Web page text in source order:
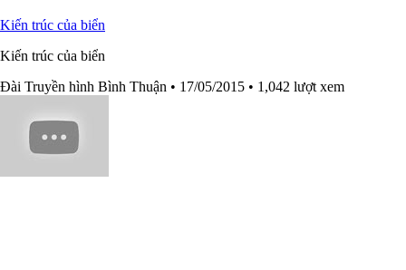
Kiến trúc của biển
Kiến trúc của biển
Đài Truyền hình Bình Thuận • 17/05/2015 • 1,042 lượt xem